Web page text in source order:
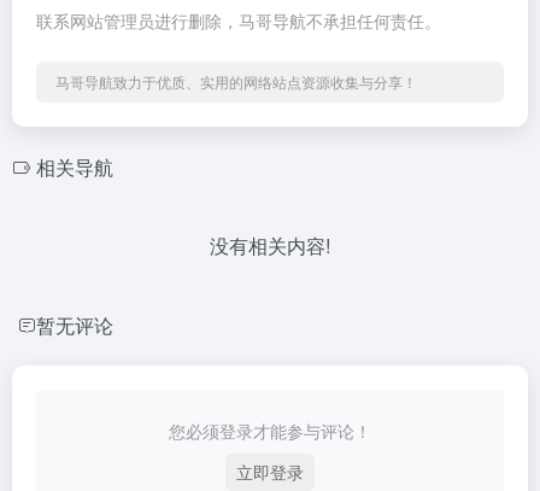
联系网站管理员进行删除，马哥导航不承担任何责任。
马哥导航致力于优质、实用的网络站点资源收集与分享！
相关导航
没有相关内容!
暂无评论
您必须登录才能参与评论！
立即登录